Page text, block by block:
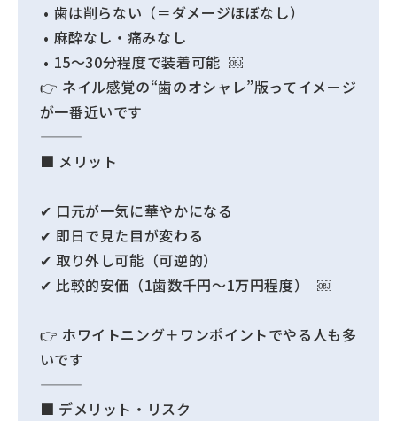
• 歯は削らない（＝ダメージほぼなし）
• 麻酔なし・痛みなし
• 15〜30分程度で装着可能 ￼
👉 ネイル感覚の“歯のオシャレ”版ってイメージ
が一番近いです
■ メリット
✔ 口元が一気に華やかになる
✔ 即日で見た目が変わる
✔ 取り外し可能（可逆的）
✔ 比較的安価（1歯数千円〜1万円程度） ￼
👉 ホワイトニング＋ワンポイントでやる人も多
いです
■ デメリット・リスク